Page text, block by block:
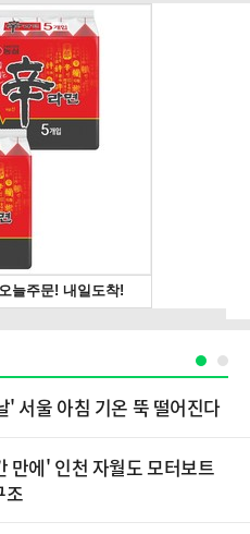
서울 아침 기온 뚝 떨어진다
만에' 인천 자월도 모터보트
조